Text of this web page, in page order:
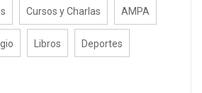
Cursos y Charlas AMPA
Libros Deportes